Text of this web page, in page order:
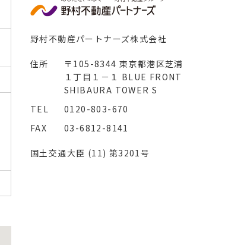
野村不動産パートナーズ株式会社
住所
〒105-8344 東京都港区芝浦
１丁目１－１ BLUE FRONT
SHIBAURA TOWER S
TEL
0120-803-670
FAX
03-6812-8141
国土交通大臣 (11) 第3201号